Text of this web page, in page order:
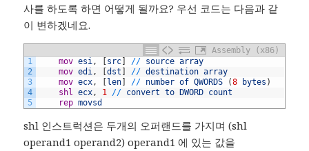
사를 하도록 하면 어떻게 될까요? 우선 코드는 다음과 같
이 변하겠네요.
Assembly (x86)
1
2
3
4
5
	mov
esi, src // source array
	mov
edi, [dst // destination array
	mov
ecx, len // number of QWORDS (8 bytes )
	shl
ecx, 1 // convert to DWORD count
	rep
movsd
shl 인스트럭션은 두개의 오퍼랜드를 가지며 (shl
operand1 operand2) operand1 에 있는 값을